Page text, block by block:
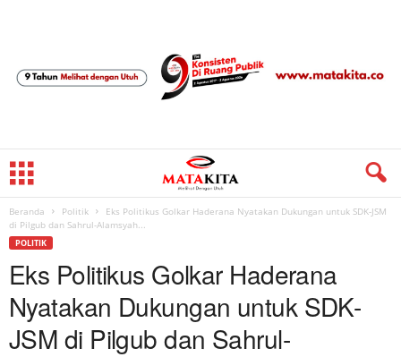
Beranda Politik
Eks Politikus Golkar Haderana Nyatakan Dukungan untuk SDK-JSM
di Pilgub dan Sahrul-Alamsyah...
POLITIK
Eks Politikus Golkar Haderana
Nyatakan Dukungan untuk SDK-
JSM di Pilgub dan Sahrul-